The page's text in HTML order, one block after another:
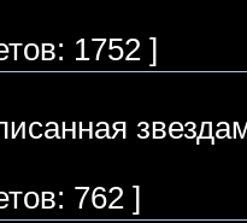
1752 ]
762 ]